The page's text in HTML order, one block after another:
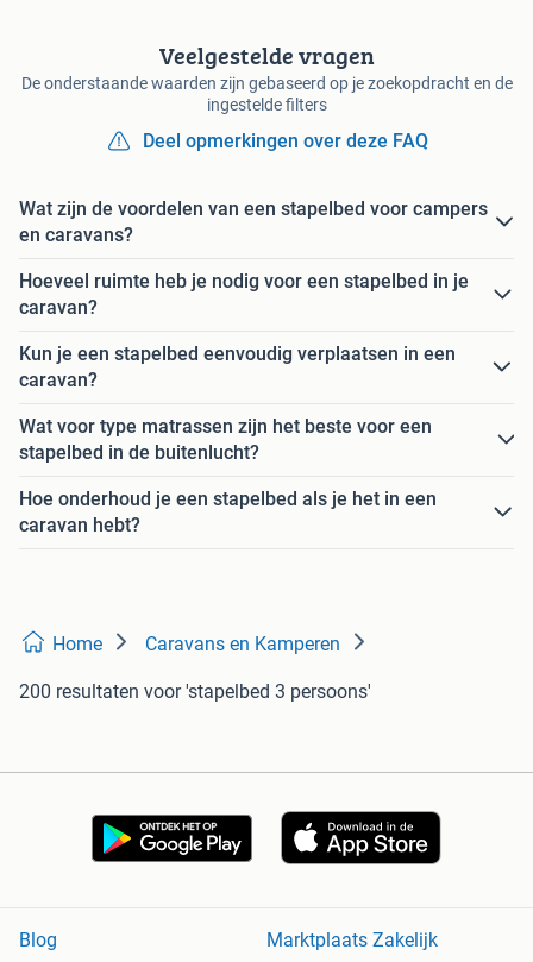
Veelgestelde vragen
De onderstaande waarden zijn gebaseerd op je zoekopdracht en de
ingestelde filters
Deel opmerkingen over deze FAQ
Wat zijn de voordelen van een stapelbed voor campers
en caravans?
Hoeveel ruimte heb je nodig voor een stapelbed in je
caravan?
Kun je een stapelbed eenvoudig verplaatsen in een
caravan?
Wat voor type matrassen zijn het beste voor een
stapelbed in de buitenlucht?
Hoe onderhoud je een stapelbed als je het in een
caravan hebt?
Home Caravans en Kamperen
200 resultaten voor 'stapelbed 3 persoons'
Blog
Marktplaats Zakelijk